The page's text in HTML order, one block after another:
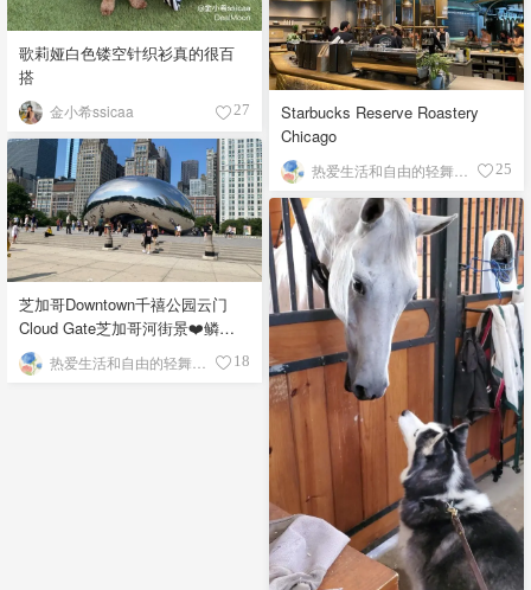
歌莉娅白色镂空针织衫真的很百
搭
金小希ssicaa 27
Starbucks Reserve Roastery
Chicago
25
芝加哥Downtown千禧公园云门
Cloud Gate芝加哥河街景❤️鳞次
栉比的高楼
18